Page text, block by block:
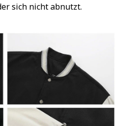
sich nicht abnutzt.